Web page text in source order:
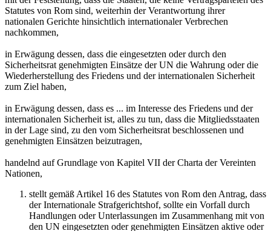
Statutes von Rom sind, weiterhin der Verantwortung ihrer
nationalen Gerichte hinsichtlich internationaler Verbrechen
nachkommen,
in Erwägung dessen, dass die eingesetzten oder durch den
Sicherheitsrat genehmigten Einsätze der UN die Wahrung oder die
Wiederherstellung des Friedens und der internationalen Sicherheit
zum Ziel haben,
in Erwägung dessen, dass es ... im Interesse des Friedens und der
internationalen Sicherheit ist, alles zu tun, dass die Mitgliedsstaaten
in der Lage sind, zu den vom Sicherheitsrat beschlossenen und
genehmigten Einsätzen beizutragen,
handelnd auf Grundlage von Kapitel VII der Charta der Vereinten
Nationen,
stellt gemäß Artikel 16 des Statutes von Rom den Antrag, dass
der Internationale Strafgerichtshof, sollte ein Vorfall durch
Handlungen oder Unterlassungen im Zusammenhang mit von
den UN eingesetzten oder genehmigten Einsätzen aktive oder